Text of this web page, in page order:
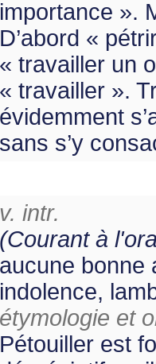
importance ».
D’abord «
« travailler un
« travailler ».
évidemment
sans s’y
v. intr.
(Courant à
aucune bonne
indolence,
étymologie et
Pétouiller est